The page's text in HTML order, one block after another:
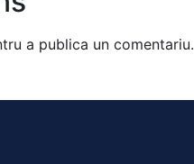
a publica un comentariu.